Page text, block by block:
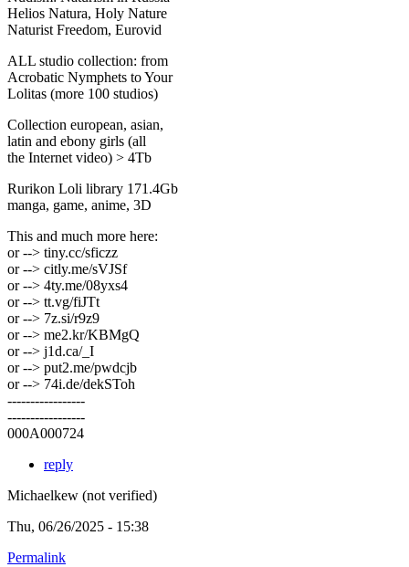
Helios Natura, Holy Nature
Naturist Freedom, Eurovid
ALL studio collection: from
Acrobatic Nymрhеts to Your
Lоlitаs (more 100 studios)
Collection european, asian,
latin and ebony girls (all
the Internet video) > 4Tb
Rurikon Lоli library 171.4Gb
manga, game, anime, 3D
This and much more here:
or --> tiny.cc/sficzz
or --> citly.me/sVJSf
or --> 4ty.me/08yxs4
or --> tt.vg/fiJTt
or --> 7z.si/r9z9
or --> me2.kr/KBMgQ
or --> j1d.ca/_I
or --> put2.me/pwdcjb
or --> 74i.de/dekSToh
-----------------
-----------------
000A000724
reply
Michaelkew (not verified)
Thu, 06/26/2025 - 15:38
Permalink